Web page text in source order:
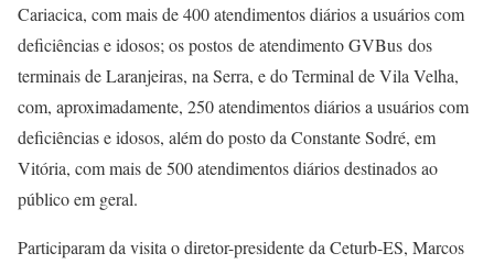
Cariacica, com mais de 400 atendimentos diários a usuários com
deficiências e idosos; os postos de atendimento GVBus dos
terminais de Laranjeiras, na Serra, e do Terminal de Vila Velha,
com, aproximadamente, 250 atendimentos diários a usuários com
deficiências e idosos, além do posto da Constante Sodré, em
Vitória, com mais de 500 atendimentos diários destinados ao
público em geral.
Participaram da visita o diretor-presidente da Ceturb-ES, Marcos